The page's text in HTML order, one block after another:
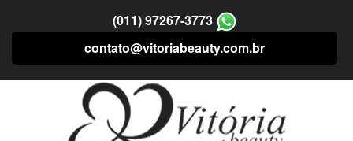
(011) 97267-3773
contato@vitoriabeauty.com.br